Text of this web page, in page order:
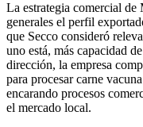
La estrategia comercial
generales el perfil
que Secco consideró
uno está, más capacidad
dirección, la empresa
para procesar carne
encarando procesos
el mercado local.